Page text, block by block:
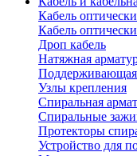
Кабель
Кабель
Дроп кабель
Натяжная
Поддерживающая
Узлы крепления
Спиральная
Спиральные
Протекторы
Устройство для